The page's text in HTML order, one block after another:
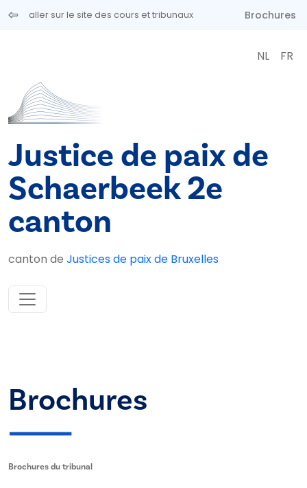
Aller au contenu principal
aller sur le site des cours et tribunaux Brochures
NL FR
Justice de paix de
Schaerbeek 2e
canton
canton de Justices de paix de Bruxelles
Brochures
Brochures du tribunal